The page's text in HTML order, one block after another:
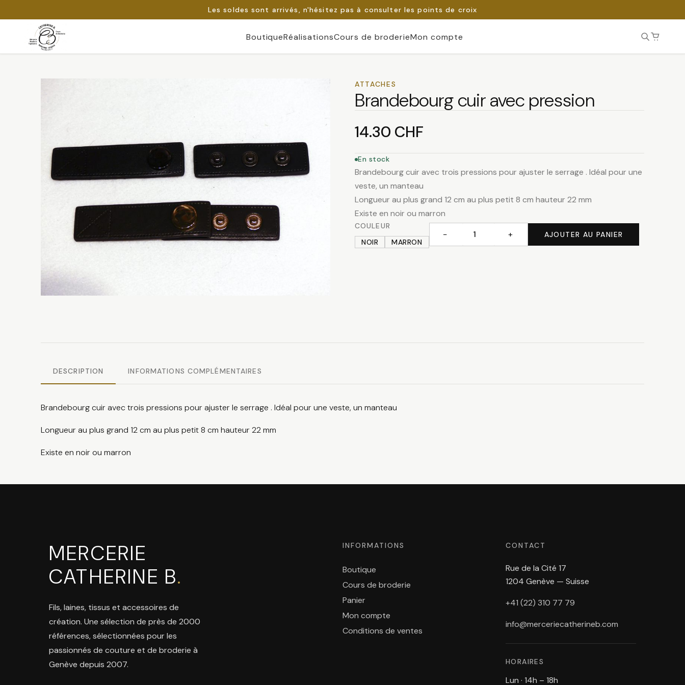
Les soldes sont arrivés, n'hésitez pas à consulter les points de croix
Passer
BoutiqueRéalisationsCours de broderieMon compte
ATTACHES
Brandebourg cuir avec pression
14.30 CHF
En stock
Brandebourg cuir avec trois pressions pour ajuster le serrage . Idéal pour une
veste, un manteau
Longueur au plus grand 12 cm au plus petit 8 cm hauteur 22 mm
Existe en noir ou marron
COULEUR
NOIR
MARRON
− + AJOUTER AU PANIER
DESCRIPTION INFORMATIONS COMPLÉMENTAIRES
Brandebourg cuir avec trois pressions pour ajuster le serrage . Idéal pour une veste, un manteau
Longueur au plus grand 12 cm au plus petit 8 cm hauteur 22 mm
Existe en noir ou marron
MERCERIE
CATHERINE B.
Fils, laines, tissus et accessoires de
création. Une sélection de près de 2000
références, sélectionnées pour les
passionnés de couture et de broderie à
Genève depuis 2007.
INFORMATIONS
Boutique
Cours de broderie
Panier
Mon compte
Conditions de ventes
CONTACT
Rue de la Cité 17
1204 Genève — Suisse
+41 (22) 310 77 79
info@merceriecatherineb.com
HORAIRES
Lun · 14h – 18h